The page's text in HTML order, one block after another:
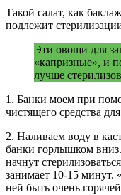
Такой салат, как
подлежит
Эти овощи для
«капризные», и
лучше
1. Банки моем при
чистящего средства
2. Наливаем воду в
банки горлышком
начнут
занимает 10-15 минут.
ней быть очень